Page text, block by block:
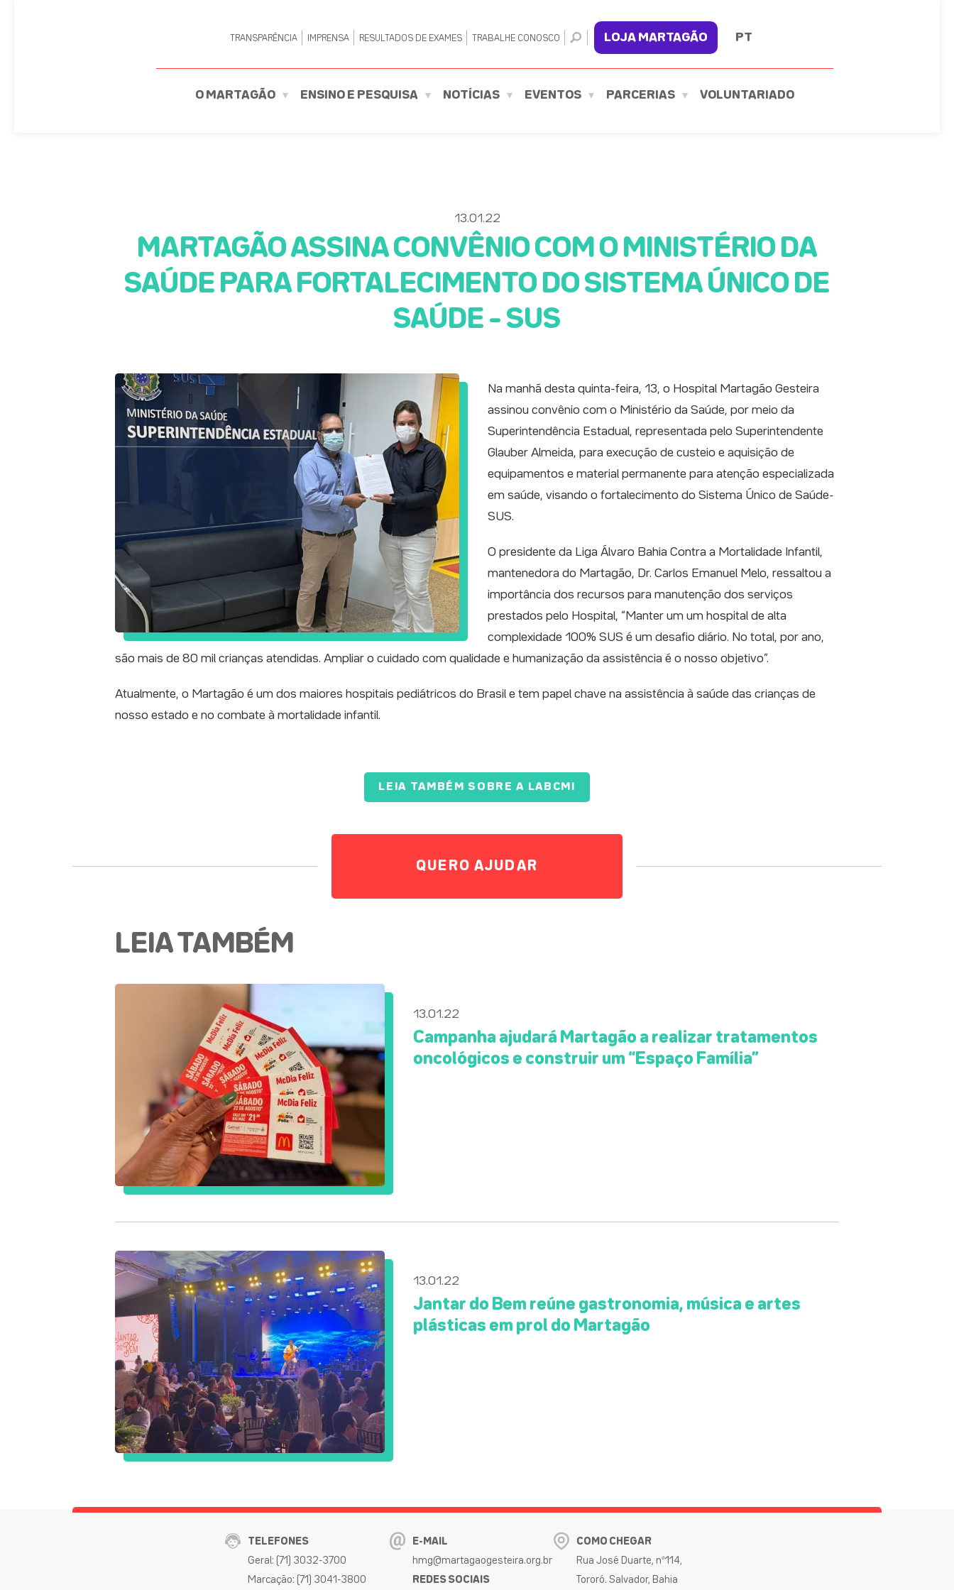
TRANSPARÊNCIA IMPRENSA RESULTADOS DE EXAMES TRABALHE CONOSCO LOJA MARTAGÃO PT
O MARTAGÃO ENSINO E PESQUISA NOTÍCIAS EVENTOS PARCERIAS VOLUNTARIADO
13.01.22
MARTAGÃO ASSINA CONVÊNIO COM O MINISTÉRIO DA
SAÚDE PARA FORTALECIMENTO DO SISTEMA ÚNICO DE
SAÚDE – SUS
Na manhã desta quinta-feira, 13, o Hospital Martagão Gesteira
assinou convênio com o Ministério da Saúde, por meio da
Superintendência Estadual, representada pelo Superintendente
Glauber Almeida, para execução de custeio e aquisição de
equipamentos e material permanente para atenção especializada
em saúde, visando o fortalecimento do Sistema Único de Saúde-
SUS.
O presidente da Liga Álvaro Bahia Contra a Mortalidade Infantil,
mantenedora do Martagão, Dr. Carlos Emanuel Melo, ressaltou a
importância dos recursos para manutenção dos serviços
prestados pelo Hospital, “Manter um um hospital de alta
complexidade 100% SUS é um desafio diário. No total, por ano,
são mais de 80 mil crianças atendidas. Ampliar o cuidado com qualidade e humanização da assistência é o nosso objetivo”.
Atualmente, o Martagão é um dos maiores hospitais pediátricos do Brasil e tem papel chave na assistência à saúde das crianças de
nosso estado e no combate à mortalidade infantil.
LEIA TAMBÉM SOBRE A LABCMI
QUERO AJUDAR
LEIA TAMBÉM
13.01.22
Campanha ajudará Martagão a realizar tratamentos
oncológicos e construir um “Espaço Família”
13.01.22
Jantar do Bem reúne gastronomia, música e artes
plásticas em prol do Martagão
TELEFONES
Geral: (71) 3032-3700
Marcação: (71) 3041-3800
E-MAIL
hmg@martagaogesteira.org.br
REDES SOCIAIS
COMO CHEGAR
Rua José Duarte, nº114,
Tororó. Salvador, Bahia